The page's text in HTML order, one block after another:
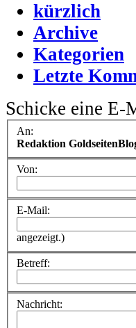
kürzlich
Archive
Kategorien
Letzte
Schicke eine E-
An:
Redaktion
Von:
E-Mail:
angezeigt.)
Betreff:
Nachricht: